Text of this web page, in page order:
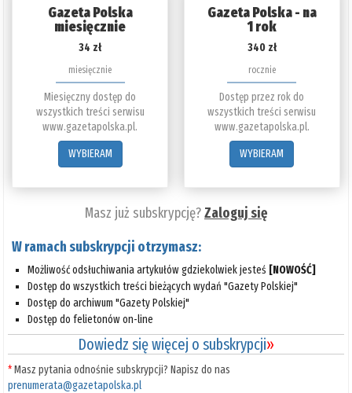
Gazeta Polska
miesięcznie
34 zł
miesięcznie
Miesięczny dostęp do
wszystkich treści serwisu
www.gazetapolska.pl.
WYBIERAM
Gazeta Polska - na
1 rok
340 zł
rocznie
Dostęp przez rok do
wszystkich treści serwisu
www.gazetapolska.pl.
WYBIERAM
Masz już subskrypcję?Zaloguj się
W ramach subskrypcji otrzymasz:
Możliwość odsłuchiwania artykułów gdziekolwiek jesteś [NOWOŚĆ]
Dostęp do wszystkich treści bieżących wydań "Gazety Polskiej"
Dostęp do archiwum "Gazety Polskiej"
Dostęp do felietonów on-line
Dowiedz się więcej o subskrypcji»
*Masz pytania odnośnie subskrypcji? Napisz do nas
prenumerata@gazetapolska.pl